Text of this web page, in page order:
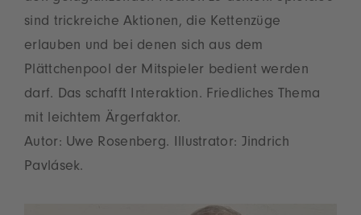
sind trickreiche Aktionen, die Kettenzüge
erlauben und bei denen sich aus dem
Plättchenpool der Mitspieler bedient werden
darf. Das schafft Interaktion. Friedliches Thema
mit leichtem Ärgerfaktor.
Autor: Uwe Rosenberg. Illustrator: Jindrich
Pavlásek.